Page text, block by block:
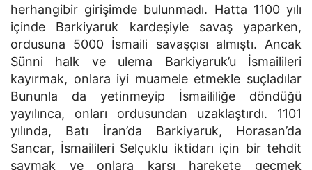
herhangibir girişimde bulunmadı. Hatta 1100 yılı
içinde Barkiyaruk kardeşiyle savaş yaparken,
ordusuna 5000 İsmaili savaşçısı almıştı. Ancak
Sünni halk ve ulema Barkiyaruk’u İsmailileri
kayırmak, onlara iyi muamele etmekle suçladılar
Bununla da yetinmeyip İsmaililiğe döndüğü
yayılınca, onları ordusundan uzaklaştırdı. 1101
yılında, Batı İran’da Barkiyaruk, Horasan’da
Sancar, İsmailileri Selçuklu iktidarı için bir tehdit
saymak ve onlara karşı harekete geçmek